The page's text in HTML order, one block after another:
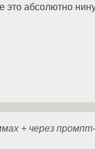
это абсолютно
+ через